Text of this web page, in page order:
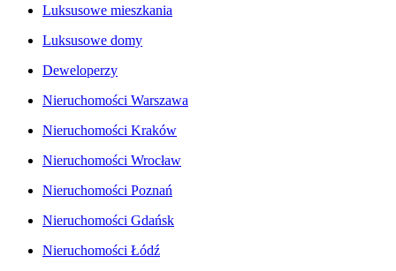
Luksusowe mieszkania
Luksusowe domy
Deweloperzy
Nieruchomości Warszawa
Nieruchomości Kraków
Nieruchomości Wrocław
Nieruchomości Poznań
Nieruchomości Gdańsk
Nieruchomości Łódź